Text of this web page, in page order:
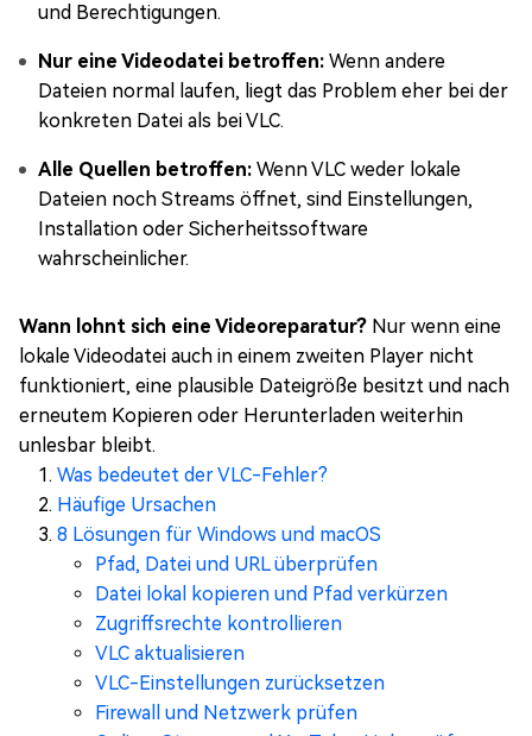
und Berechtigungen.
Nur eine Videodatei betroffen: Wenn andere
Dateien normal laufen, liegt das Problem eher bei der
konkreten Datei als bei VLC.
Alle Quellen betroffen: Wenn VLC weder lokale
Dateien noch Streams öffnet, sind Einstellungen,
Installation oder Sicherheitssoftware
wahrscheinlicher.
Wann lohnt sich eine Videoreparatur? Nur wenn eine
lokale Videodatei auch in einem zweiten Player nicht
funktioniert, eine plausible Dateigröße besitzt und nach
erneutem Kopieren oder Herunterladen weiterhin
unlesbar bleibt.
Was bedeutet der VLC-Fehler?
Häufige Ursachen
8 Lösungen für Windows und macOS
Pfad, Datei und URL überprüfen
Datei lokal kopieren und Pfad verkürzen
Zugriffsrechte kontrollieren
VLC aktualisieren
VLC-Einstellungen zurücksetzen
Firewall und Netzwerk prüfen